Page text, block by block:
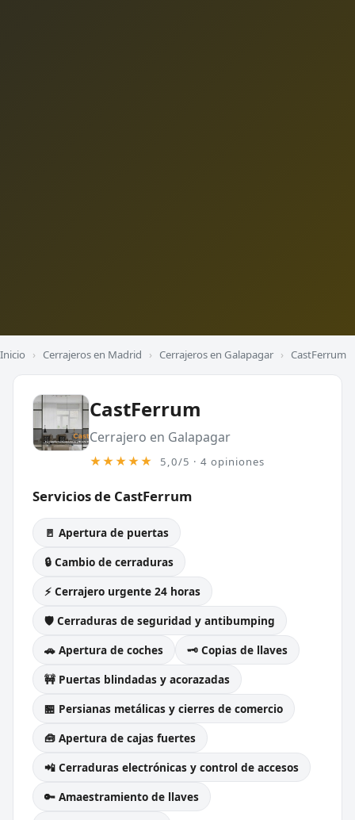
Inicio › Cerrajeros en Madrid › Cerrajeros en Galapagar › CastFerrum
CastFerrum
Cerrajero en Galapagar
★★★★★ 5,0/5 · 4 opiniones
Servicios de CastFerrum
🚪 Apertura de puertas
🔒 Cambio de cerraduras
⚡ Cerrajero urgente 24 horas
🛡️ Cerraduras de seguridad y antibumping
🚗 Apertura de coches
🗝️ Copias de llaves
🚧 Puertas blindadas y acorazadas
🏪 Persianas metálicas y cierres de comercio
🧰 Apertura de cajas fuertes
📲 Cerraduras electrónicas y control de accesos
🔑 Amaestramiento de llaves